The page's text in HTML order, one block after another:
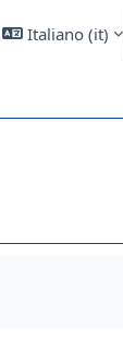
Italiano ‎(it)‎